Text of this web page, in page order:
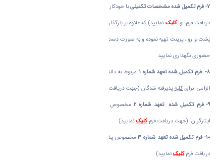
7- فرم تکمیل شده مشخصات تکمیلیبا خودکار آبی ، الزامی برای
دریافت فرم و کلیکنمایید) که علاوه بر بارگذاری در سامانه غیرحضوری در دو نسخه دو طرفه
پشت و رو ، پرینت تهیه نموده و به صورت دست نویس با خودکار آبی تکمیل و جهت ثبت نام
حضوری نگهداری نمایید
8-
فرم تکمیل شده تعهد شماره 1
مربوط به دانشجویان ورودی جدید و انصرافی دانشگاه ها
الزامی برایکلیهپذیرفته شدگان (جهت دریافت فرم
9- فرم تکمیل شده تعهد شماره 2
ایثارگران (جهت دریافت فرمکلیکنمایید)
10- فرم تکمیل شده تعهد شماره 3
دریافت فرمکلیکنمایید)